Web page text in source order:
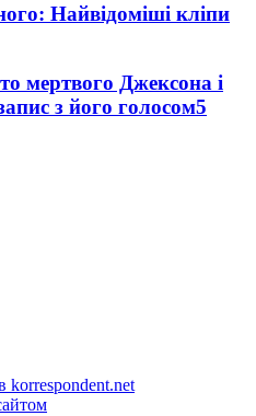
Найвідоміші кліпи
мертвого Джексона і
з його голосом5
korrespondent.net